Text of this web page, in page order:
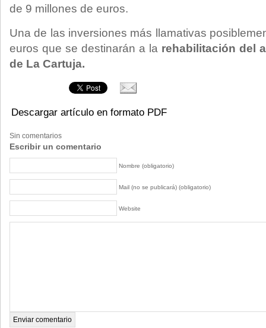
de 9 millones de euros.
Una de las inversiones más llamativas
euros que se destinarán a la rehabilitación del
de La Cartuja.
Descargar artículo en formato PDF
Sin comentarios
Escribir un comentario
Nombre (obligatorio)
Mail (no se publicará) (obligatorio)
Website